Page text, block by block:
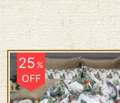
25%
OFF